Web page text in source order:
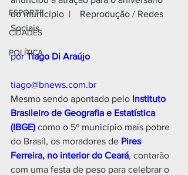
ESPORTE
CIDADES
POLÍTICA
do município  |    Reprodução / Redes
Sociais
por Tiago Di Araújo
tiago@bnews.com.br
Mesmo sendo apontado pelo Instituto
Brasileiro de Geografia e Estatística
(IBGE) como o 5º município mais pobre
do Brasil, os moradores de Pires
Ferreira, no interior do Ceará, contarão
com uma festa de peso para celebrar o